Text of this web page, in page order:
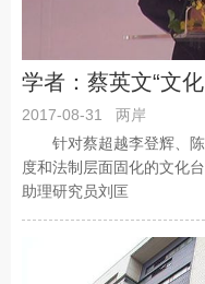
学者：蔡英文“文
2017-08-31
两岸
针对蔡超越李登辉、陈
度和法制层面固化的文化
助理研究员刘匡